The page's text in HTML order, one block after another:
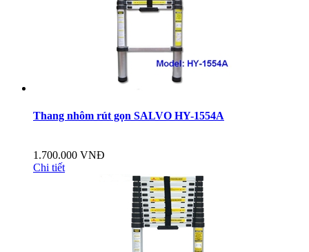
Thang nhôm rút gọn SALVO HY-1554A
1.700.000 VNĐ
Chi tiết